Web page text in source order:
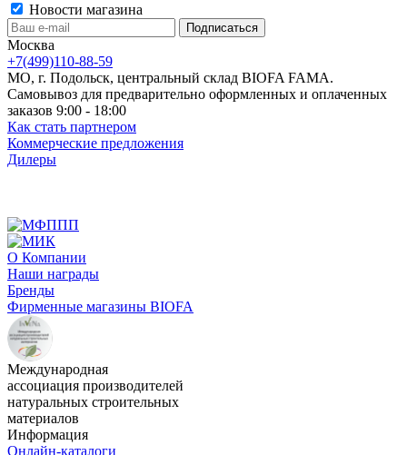
Новости магазина
Москва
+7(499)110-88-59
МО, г. Подольск, центральный склад BIOFA FAMA.
Самовывоз для предварительно оформленных и оплаченных
заказов 9:00 - 18:00
Как стать партнером
Коммерческие предложения
Дилеры
О Компании
Наши награды
Бренды
Фирменные магазины BIOFA
Международная
ассоциация производителей
натуральных строительных
материалов
Информация
Онлайн-каталоги